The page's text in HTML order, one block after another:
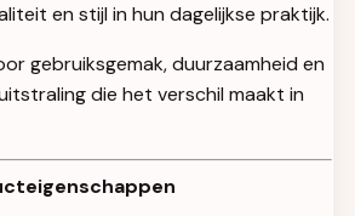
en stijl in hun dagelijkse praktijk.
gebruiksgemak, duurzaamheid en
die het verschil maakt in